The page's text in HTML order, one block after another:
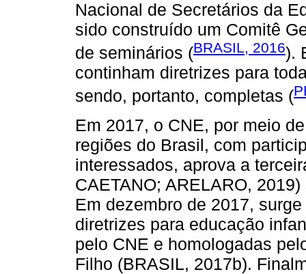
Nacional de Secretários da
sido construído um Comitê
de seminários (BRASIL, 2016).
continham diretrizes para
sendo, portanto, completas (
Em 2017, o CNE, por meio
regiões do Brasil, com
interessados, aprova a
CAETANO; ARELARO,
Em dezembro de 2017,
diretrizes para educação
pelo CNE e homologadas
Filho (BRASIL, 2017b).